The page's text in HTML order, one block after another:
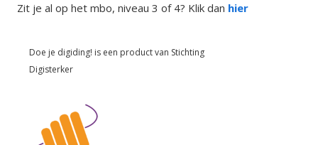
Zit je al op het mbo, niveau 3 of 4? Klik dan hier
Doe je digiding! is een product van Stichting
Digisterker